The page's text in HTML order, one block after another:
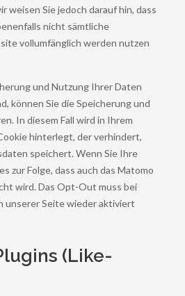
weisen Sie jedoch darauf hin, dass
nicht sämtliche
vollumfänglich werden nutzen
und Nutzung Ihrer Daten
können Sie die Speicherung und
In diesem Fall wird in Ihrem
hinterlegt, der verhindert,
speichert. Wenn Sie Ihre
zur Folge, dass auch das Matomo
wird. Das Opt-Out muss bei
unserer Seite wieder aktiviert
(Like-